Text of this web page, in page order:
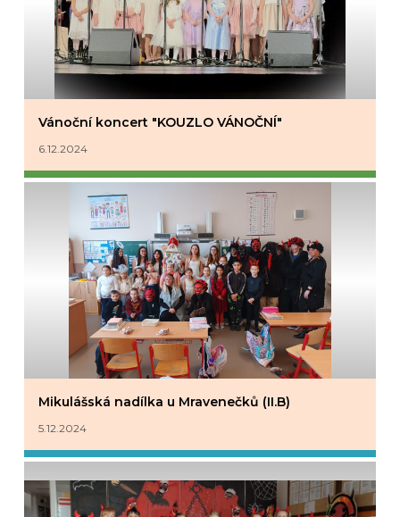
Vánoční koncert "KOUZLO VÁNOČNÍ"
6.12.2024
Mikulášská nadílka u Mravenečků (II.B)
5.12.2024